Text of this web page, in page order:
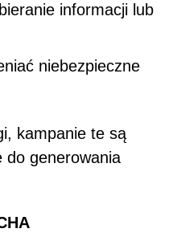
informacji lub
niebezpieczne
kampanie te są
do generowania